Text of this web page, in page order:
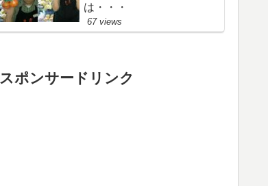
は・・・
67 views
スポンサードリンク